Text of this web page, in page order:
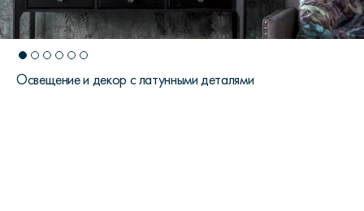
Освещение и декор с латунными деталями